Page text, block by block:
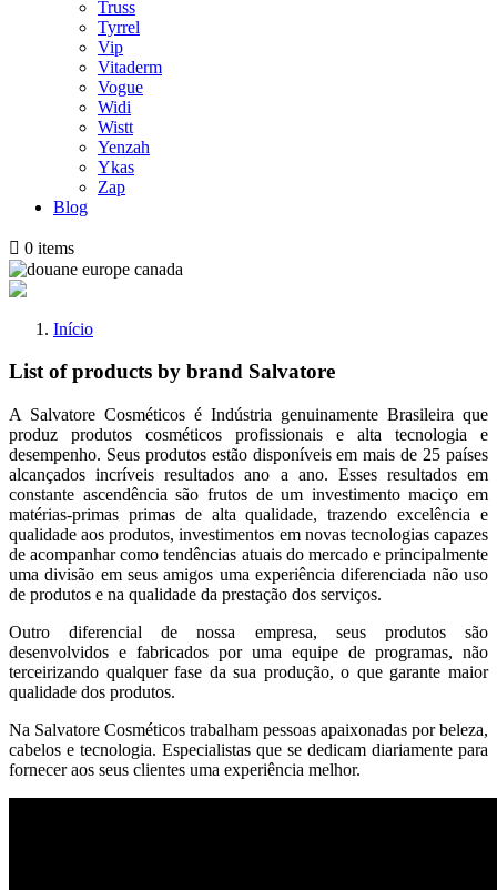
Truss
Tyrrel
Vip
Vitaderm
Vogue
Widi
Wistt
Yenzah
Ykas
Zap
Blog
 0 items
Início
List of products by brand Salvatore
A Salvatore Cosméticos é Indústria genuinamente Brasileira que
produz produtos cosméticos profissionais e alta tecnologia e
desempenho. Seus produtos estão disponíveis em mais de 25 países
alcançados incríveis resultados ano a ano. Esses resultados em
constante ascendência são frutos de um investimento maciço em
matérias-primas primas de alta qualidade, trazendo excelência e
qualidade aos produtos, investimentos em novas tecnologias capazes
de acompanhar como tendências atuais do mercado e principalmente
uma divisão em seus amigos uma experiência diferenciada não uso
de produtos e na qualidade da prestação dos serviços.
Outro diferencial de nossa empresa, seus produtos são
desenvolvidos e fabricados por uma equipe de programas, não
terceirizando qualquer fase da sua produção, o que garante maior
qualidade dos produtos.
Na Salvatore Cosméticos trabalham pessoas apaixonadas por beleza,
cabelos e tecnologia. Especialistas que se dedicam diariamente para
fornecer aos seus clientes uma experiência melhor.